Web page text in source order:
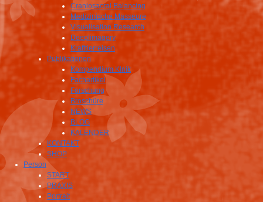
Craniosacral Balancing
Medizinische Masseure
Visualisation Research
Deeplimagery
Krafttierreisen
Publikationen
Kompendium Klnik
Fachartikel
Forschung
Broschüre
NEWS
BLOG
KALENDER
KONTAKT
SHOP
Person
START
PRAXIS
Portrait